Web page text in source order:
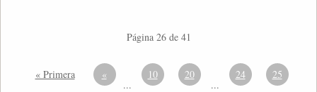
Página 26 de 41
« Primera «
...
10 20
...
24 25